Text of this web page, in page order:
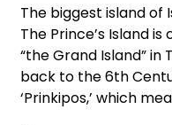
The biggest island of
The Prince’s Island is
“the Grand Island” in
back to the 6th
‘Prinkipos,’ which